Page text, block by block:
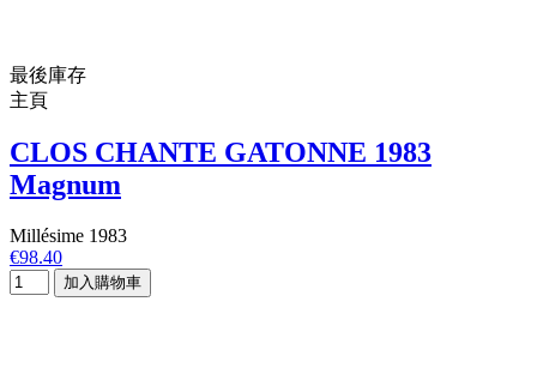
最後庫存
主頁
CLOS CHANTE GATONNE 1983
Magnum
Millésime 1983
€98.40
加入購物車